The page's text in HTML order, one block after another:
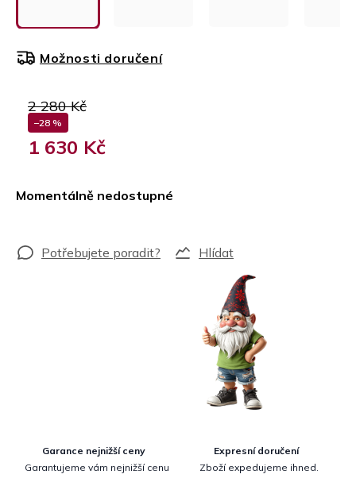
2 280 Kč
–28 %
1 630 Kč
Momentálně nedostupné
Možnosti doručení
Hlídat
Garance nejnižší ceny
Garantujeme vám nejnižší cenu
Expresní doručení
Zboží expedujeme ihned.